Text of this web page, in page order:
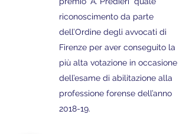
riconoscimento da parte
dell’Ordine degli avvocati di
Firenze per aver conseguito la
più alta votazione in occasione
dell’esame di abilitazione alla
professione forense dell’anno
2018-19.